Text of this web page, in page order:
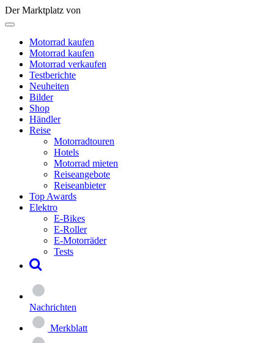
Der Marktplatz von
Motorrad kaufen
Motorrad kaufen
Motorrad verkaufen
Testberichte
Neuheiten
Bilder
Shop
Händler
Reise
Motorradtouren
Hotels
Motorrad mieten
Reiseangebote
Reiseanbieter
Top Awards
Elektro
E-Bikes
E-Roller
E-Motorräder
Tests
Nachrichten
Merkblatt